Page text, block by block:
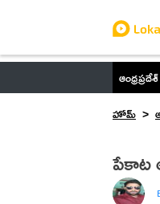
ఆంధ్రప్రదేశ్
హోమ్
పేకాట